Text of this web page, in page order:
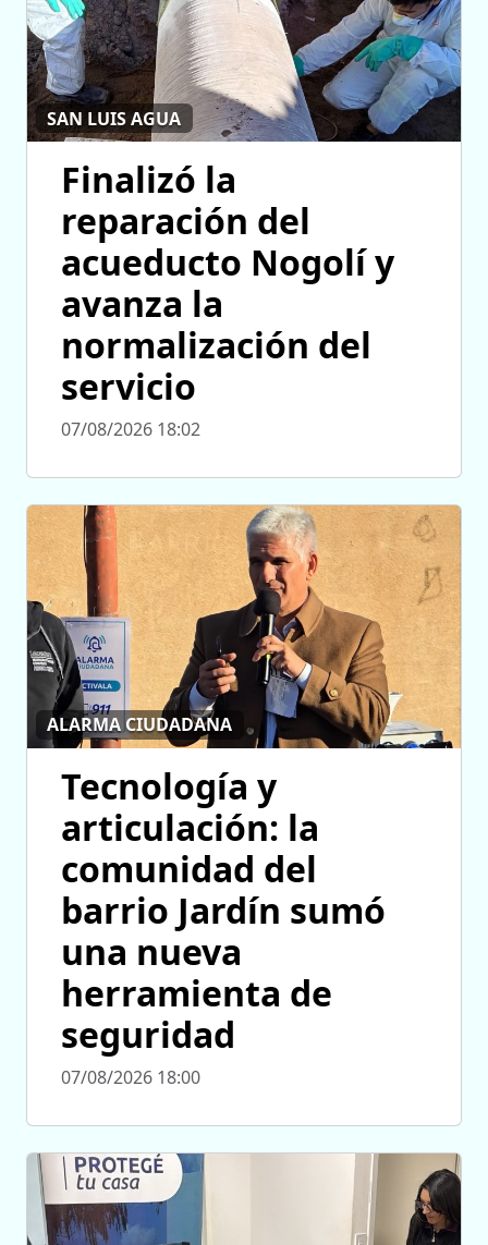
SAN LUIS AGUA
Finalizó la
reparación del
acueducto Nogolí y
avanza la
normalización del
servicio
07/08/2026 18:02
ALARMA CIUDADANA
Tecnología y
articulación: la
comunidad del
barrio Jardín sumó
una nueva
herramienta de
seguridad
07/08/2026 18:00